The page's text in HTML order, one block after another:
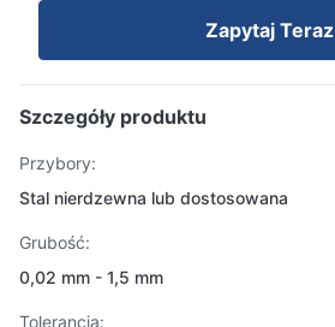
Zapytaj Teraz
Szczegóły produktu
Przybory:
Stal nierdzewna lub dostosowana
Grubość:
0,02 mm - 1,5 mm
Tolerancja: